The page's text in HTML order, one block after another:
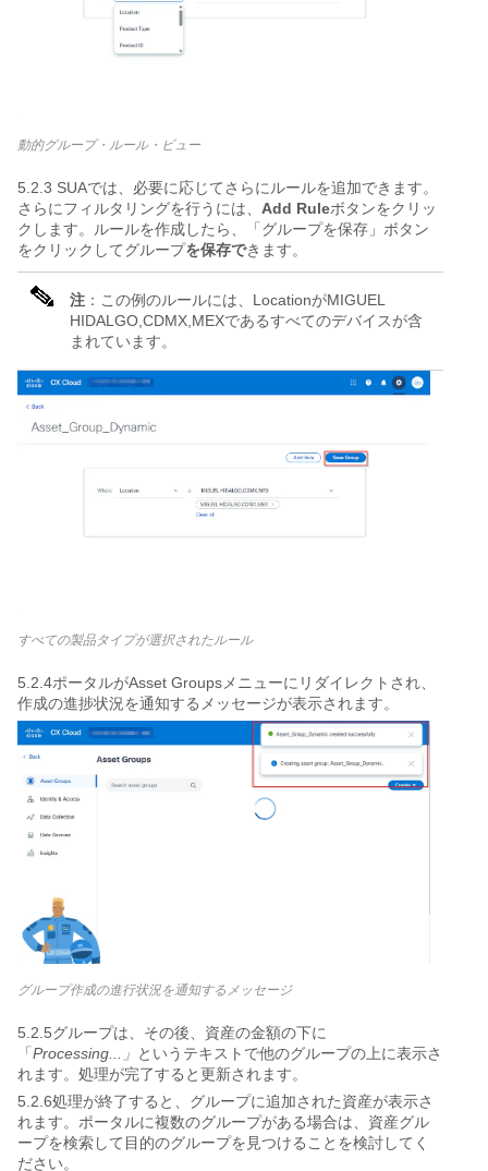
動的グループ・ルール・ビュー
5.2.3 SUAでは、必要に応じてさらにルールを追加できます。
さらにフィルタリングを行うには、 Add Ruleボタンをクリッ
クします。ルールを作成したら、「グループを保存」ボタン
をクリックしてグループを保存できます。
注 ：この例のルールには、LocationがMIGUEL
HIDALGO,CDMX,MEXであるすべてのデバイスが含
まれています。
すべての製品タイプが選択されたルール
5.2.4ポータルがAsset Groupsメニューにリダイレクトされ、
作成の進捗状況を通知するメッセージが表示されます。
グループ作成の進行状況を通知するメッセージ
5.2.5グループは、その後、資産の金額の下に
「 Processing...」 というテキストで他のグループの上に表示さ
れます。処理が完了すると更新されます。
5.2.6処理が終了すると、グループに追加された資産が表示さ
れます。ポータルに複数のグループがある場合は、資産グル
ープを検索して目的のグループを見つけることを検討してく
ださい。